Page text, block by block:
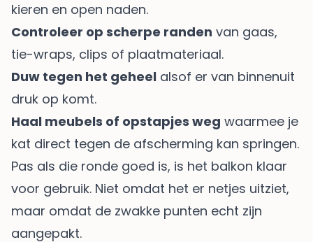
kieren en open naden.
Controleer op scherpe randen van gaas,
tie-wraps, clips of plaatmateriaal.
Duw tegen het geheel alsof er van binnenuit
druk op komt.
Haal meubels of opstapjes weg waarmee je
kat direct tegen de afscherming kan springen.
Pas als die ronde goed is, is het balkon klaar
voor gebruik. Niet omdat het er netjes uitziet,
maar omdat de zwakke punten echt zijn
aangepakt.